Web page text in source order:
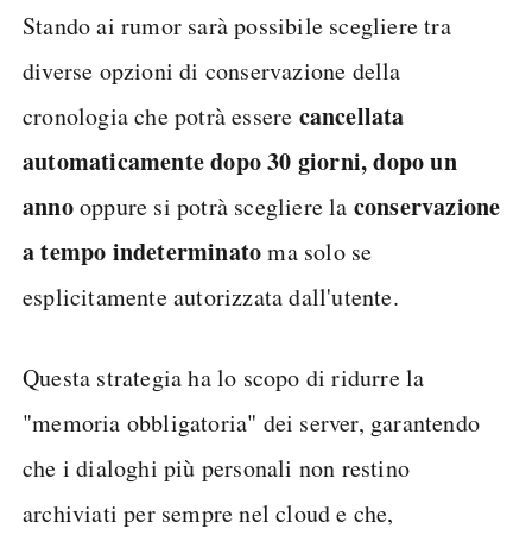
Stando ai rumor sarà possibile scegliere tra
diverse opzioni di conservazione della
cronologia che potrà essere cancellata
automaticamente dopo 30 giorni, dopo un
annooppure si potrà scegliere la conservazione
a tempo indeterminatoma solo se
esplicitamente autorizzata dall'utente.
Questa strategia ha lo scopo di ridurre la
"memoria obbligatoria" dei server, garantendo
che i dialoghi più personali non restino
archiviati per sempre nel cloud e che,